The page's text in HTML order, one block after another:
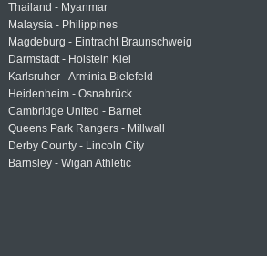
Thailand - Myanmar
Malaysia - Philippines
Magdeburg - Eintracht Braunschweig
Darmstadt - Holstein Kiel
Karlsruher - Arminia Bielefeld
Heidenheim - Osnabrück
Cambridge United - Barnet
Queens Park Rangers - Millwall
Derby County - Lincoln City
Barnsley - Wigan Athletic